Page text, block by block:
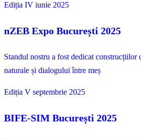
Ediția IV iunie 2025
nZEB Expo București 2025
Standul nostru a fost dedicat construcțiilor
naturale și dialogului între meș
Ediția V septembrie 2025
BIFE-SIM București 2025